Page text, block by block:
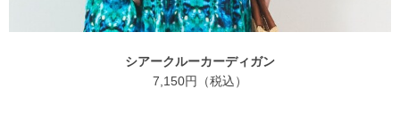
シアークルーカーディガン
7,150円（税込）